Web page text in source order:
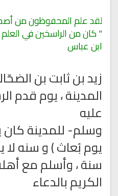
لقد علم المحفوظون من
" كان من الراسخين في العلم
ابن عباس
زيد بن ثابت بن
المدينة ، يوم قدم
عليه
وسلم- للمدينة كان
يوم بُعاث ) و سنه
سنة ، وأسلم مع
الكريم بالدعاء